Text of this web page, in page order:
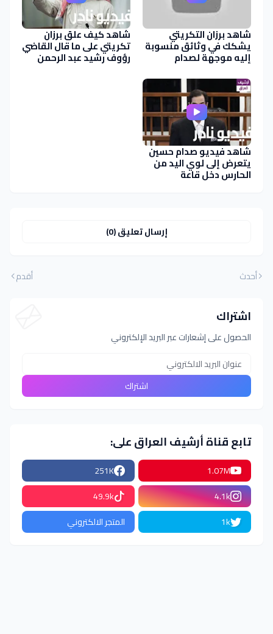
شاهد برزان التكريتي
يشكك في وثائق منسوبة
إليه موجهة لصدام
ومكتوبة بــ خط اليد
شاهد كيف علق برزان
تكريتي على ما قال القاضي
رؤوف رشيد عبد الرحمن
شاهد فيديو صدام حسين
يتعرض إلى لوي اليد من
الحارس دخل قاعة
المحكمة
إرسال تعليق (0)
أحدث أقدم
اشتراك
الحصول على إشعارات عبر البريد الإلكتروني
تابع قناة أرشيف العراق على:
1.07M
251K
4.1k
49.9k
1k
المتجر الالكتروني